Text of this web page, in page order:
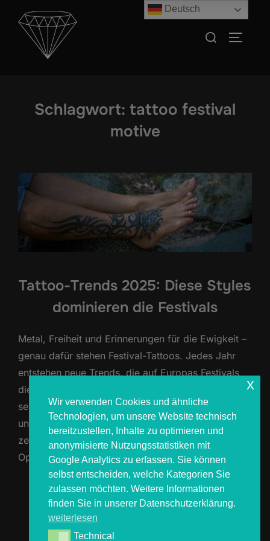
Inhalt
springen
Suchen
Schlagwort: tattoo festival
motive
Tattoo-Trends 2025: Diese Styles
dominieren die Festivals
Metal, Freiheit und Erinnerungen für die Ewigkeit –
genau dafür stehen Festival-Tattoos. Jedes Jahr
entstehen neue Trends, die auf Europas Festivals
die Haut erobern. Auch 2025 wird wieder geprägt
sein von starken Symbolen, modernen Techniken
und einem klaren Bezug zur Metal-Kultur. Wir
zeigen dir, welche Tattoo-Stile du auf dem Wacken
Open Air 2025 und anderen …
MEHRÜBER „TATTOO-TRENDS 2025:
LESEN
Deutsch
Wir verwenden Cookies und ähnliche
Technologien, um unsere Website technisch
bereitzustellen, Inhalte zu optimieren und
anonymisierte Nutzungsstatistiken mit
Google Analytics zu erfassen. Sie können
selbst entscheiden, welche Kategorien Sie
zulassen möchten. Weitere Informationen
finden Sie in unserer Datenschutzerklärung.
weiterlesen
TechnicalTechnical
x